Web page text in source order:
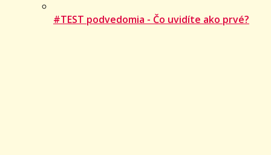
#TEST podvedomia - Čo uvidíte ako prvé?